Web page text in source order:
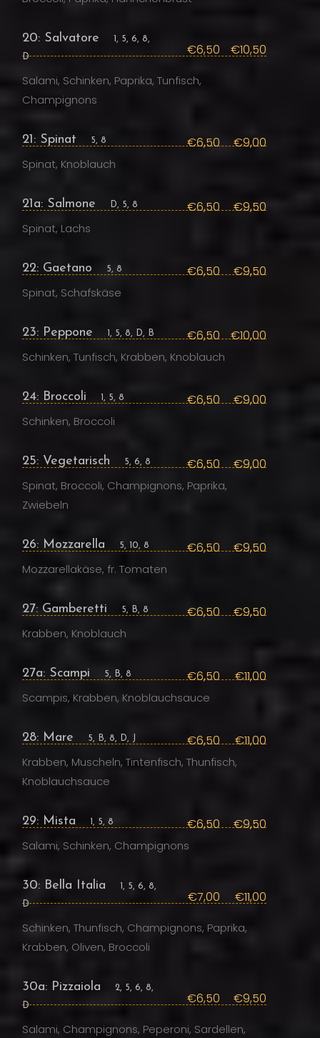
20: Salvatore
1, 5, 6, 8,
D
€6,50 €10,50
Salami, Schinken, Paprika, Tunfisch,
Champignons
21: Spinat 5, 8 €6,50 €9,00
Spinat, Knoblauch
21a: Salmone D, 5, 8 €6,50 €9,50
Spinat, Lachs
22: Gaetano 5, 8 €6,50 €9,50
Spinat, Schafskäse
23: Peppone 1, 5, 8, D, B €6,50 €10,00
Schinken, Tunfisch, Krabben, Knoblauch
24: Broccoli 1, 5, 8 €6,50 €9,00
Schinken, Broccoli
25: Vegetarisch 5, 6, 8 €6,50 €9,00
Spinat, Broccoli, Champignons, Paprika,
Zwiebeln
26: Mozzarella 5, 10, 8 €6,50 €9,50
Mozzarellakäse, fr. Tomaten
27: Gamberetti 5, B, 8 €6,50 €9,50
Krabben, Knoblauch
27a: Scampi 5, B, 8 €6,50 €11,00
Scampis, Krabben, Knoblauchsauce
28: Mare 5, B, 8, D, J €6,50 €11,00
Krabben, Muscheln, Tintenfisch, Thunfisch,
Knoblauchsauce
29: Mista 1, 5, 8 €6,50 €9,50
Salami, Schinken, Champignons
30: Bella Italia
1, 5, 6, 8,
D
€7,00 €11,00
Schinken, Thunfisch, Champignons, Paprika,
Krabben, Oliven, Broccoli
30a: Pizzaiola
2, 5, 6, 8,
D
€6,50 €9,50
Salami, Champignons, Peperoni, Sardellen,